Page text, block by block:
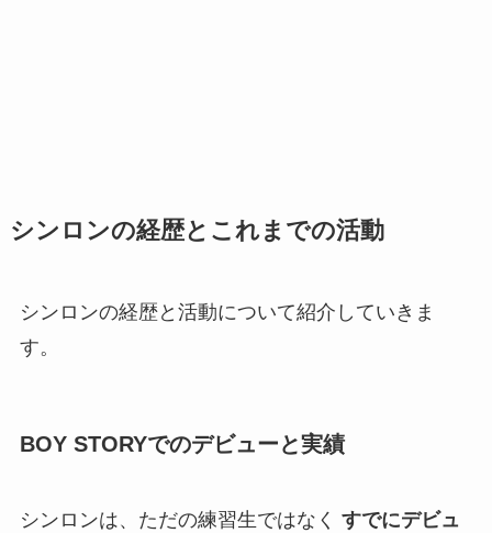
シンロンの経歴とこれまでの活動
シンロンの経歴と活動について紹介していきま
す。
BOY STORYでのデビューと実績
シンロンは、ただの練習生ではなく すでにデビュ